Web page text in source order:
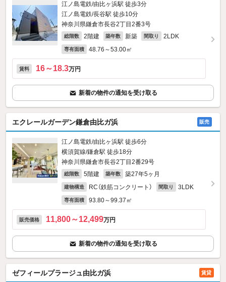
江ノ島電鉄/由比ヶ浜駅 徒歩3分
江ノ島電鉄/長谷駅 徒歩10分
神奈川県鎌倉市長谷2丁目2番3号
総階数 2階建 築年数 新築 間取り 2LDK
専有面積 48.76～53.00㎡
賃料 16～18.3万円
新着の物件の通知を受け取る
エクレールガーデン鎌倉由比ガ浜 販売
江ノ島電鉄/由比ヶ浜駅 徒歩6分
横須賀線/鎌倉駅 徒歩18分
神奈川県鎌倉市長谷2丁目2番29号
総階数 5階建 築年数 築27年5ヶ月
建物構造 RC（鉄筋コンクリート） 間取り 3LDK
専有面積 93.80～99.37㎡
販売価格 11,800～12,499万円
新着の物件の通知を受け取る
ゼフィールプラージュ由比ガ浜 賃貸